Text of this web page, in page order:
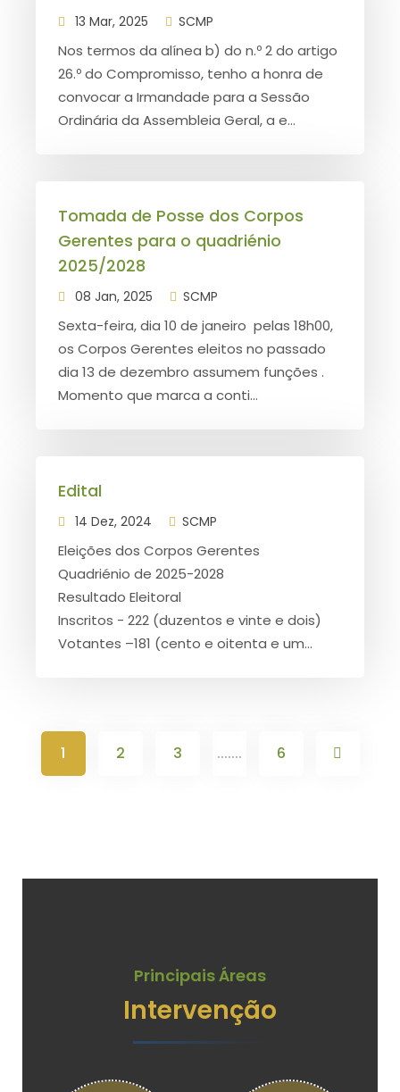
13 Mar, 2025 SCMP
Nos termos da alínea b) do n.º 2 do artigo
26.º do Compromisso, tenho a honra de
convocar a Irmandade para a Sessão
Ordinária da Assembleia Geral, a e...
Tomada de Posse dos Corpos
Gerentes para o quadriénio
2025/2028
08 Jan, 2025 SCMP
Sexta-feira, dia 10 de janeiro pelas 18h00,
os Corpos Gerentes eleitos no passado
dia 13 de dezembro assumem funções .
Momento que marca a conti...
Edital
14 Dez, 2024 SCMP
Eleições dos Corpos Gerentes
Quadriénio de 2025-2028
Resultado Eleitoral
Inscritos - 222 (duzentos e vinte e dois)
Votantes –181 (cento e oitenta e um...
1 2 3 ....... 6
Principais Áreas
Intervenção